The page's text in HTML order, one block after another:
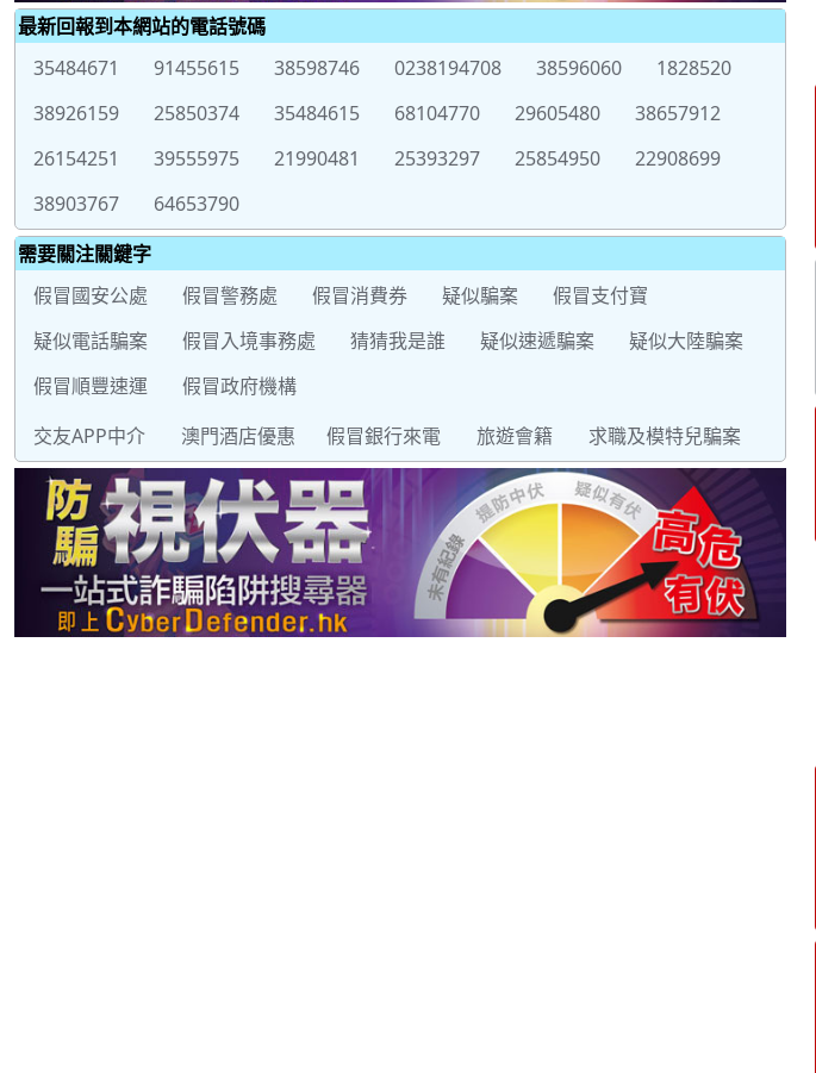
最新回報到本網站的電話號碼
35484671
91455615 38598746 0238194708 38596060
1828520
38926159
25850374 35484615 68104770 29605480
38657912
26154251
39555975 21990481 25393297 25854950
22908699
38903767
64653790
需要關注關鍵字
假冒國安公處
假冒警務處 假冒消費券 疑似騙案
假冒支付寶
疑似電話騙案
假冒入境事務處 猜猜我是誰 疑似速遞騙案
疑似大陸騙案
假冒順豐速運
假冒政府機構
交友APP中介
澳門酒店優惠 假冒銀行來電 旅遊會籍 求職及模特兒騙案